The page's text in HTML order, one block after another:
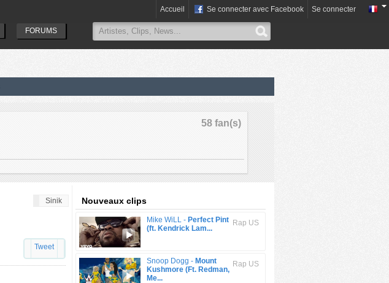
FORUMS
Accueil Se connecter avec Facebook Se connecter
58 fan(s)
Sinik
Tweet
Nouveaux clips
Rap US
Mike WiLL - Perfect Pint
(ft. Kendrick Lam...
Rap US
Snoop Dogg - Mount
Kushmore (Ft. Redman,
Me...